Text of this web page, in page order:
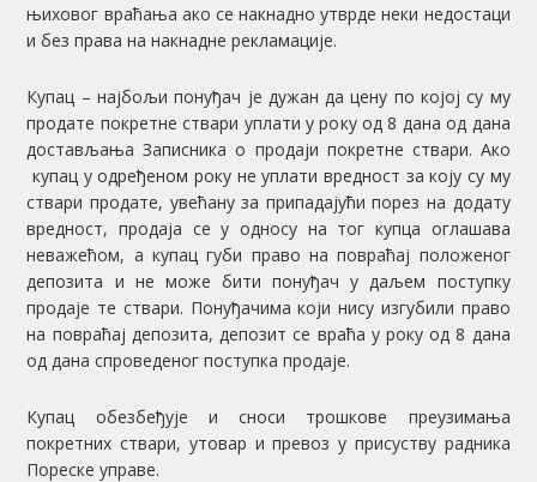
њиховог враћања ако се накнадно утврде неки недостаци
и без права на накнадне рекламације.
Купац – најбољи понуђач је дужан да цену по којој су му
продате покретне ствари уплати у року од 8 дана од дана
достављања Записника о продаји покретне ствари. Ако
купац у одређеном року не уплати вредност за коју су му
ствари продате, увећану за припадајући порез на додату
вредност, продаја се у односу на тог купца оглашава
неважећом, а купац губи право на повраћај положеног
депозита и не може бити понуђач у даљем поступку
продаје те ствари. Понуђачима који нису изгубили право
на повраћај депозита, депозит се враћа у року од 8 дана
од дана спроведеног поступка продаје.
Купац обезбеђује и сноси трошкове преузимања
покретних ствари, утовар и превоз у присуству радника
Пореске управе.